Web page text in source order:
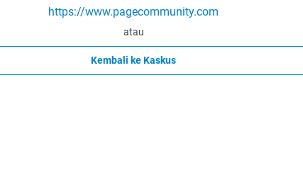
https://www.pagecommunity.com
atau
Kembali ke Kaskus